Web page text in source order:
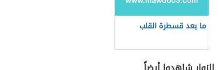
ما بعد قسطرة القلب